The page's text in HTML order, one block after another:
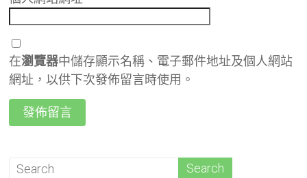
在瀏覽器中儲存顯示名稱、電子郵件地址及個人網站
網址，以供下次發佈留言時使用。